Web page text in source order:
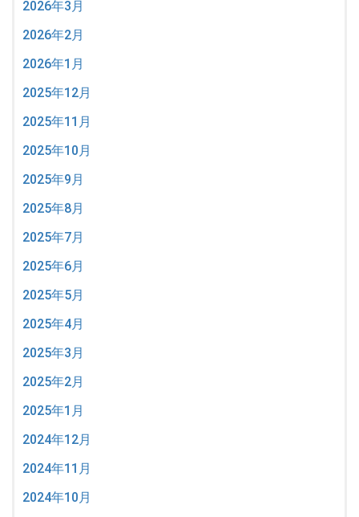
2026年3月
2026年2月
2026年1月
2025年12月
2025年11月
2025年10月
2025年9月
2025年8月
2025年7月
2025年6月
2025年5月
2025年4月
2025年3月
2025年2月
2025年1月
2024年12月
2024年11月
2024年10月